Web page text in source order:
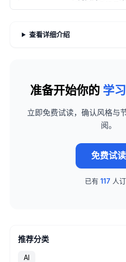
查看详细介绍
准备开始你的 学
立即免费试读，确认风格与
阅。
免费试读
已有 117 人
推荐分类
AI